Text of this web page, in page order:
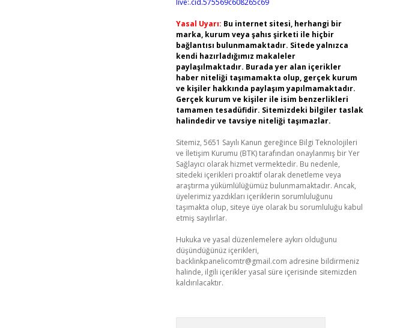
live:.cid.575569c608265c69
Yasal Uyarı: Bu internet sitesi, herhangi bir
marka, kurum veya şahıs şirketi ile hiçbir
bağlantısı bulunmamaktadır. Sitede yalnızca
kendi hazırladığımız makaleler
paylaşılmaktadır. Burada yer alan içerikler
haber niteliği taşımamakta olup, gerçek kurum
ve kişiler hakkında paylaşım yapılmamaktadır.
Gerçek kurum ve kişiler ile isim benzerlikleri
tamamen tesadüfidir. Sitemizdeki bilgiler taslak
halindedir ve tavsiye niteliği taşımazlar.
Sitemiz, 5651 Sayılı Kanun gereğince Bilgi Teknolojileri
ve İletişim Kurumu (BTK) tarafından onaylanmış bir Yer
Sağlayıcı olarak hizmet vermektedir. Bu nedenle,
sitedeki içerikleri proaktif olarak denetleme veya
araştırma yükümlülüğümüz bulunmamaktadır. Ancak,
üyelerimiz yazdıkları içeriklerin sorumluluğunu
taşımakta olup, siteye üye olarak bu sorumluluğu kabul
etmiş sayılırlar.
Hukuka ve yasal düzenlemelere aykırı olduğunu
düşündüğünüz içerikleri,
backlinkpanelicomtr@gmail.com adresine bildirmeniz
halinde, ilgili içerikler yasal süre içerisinde sitemizden
kaldırılacaktır.